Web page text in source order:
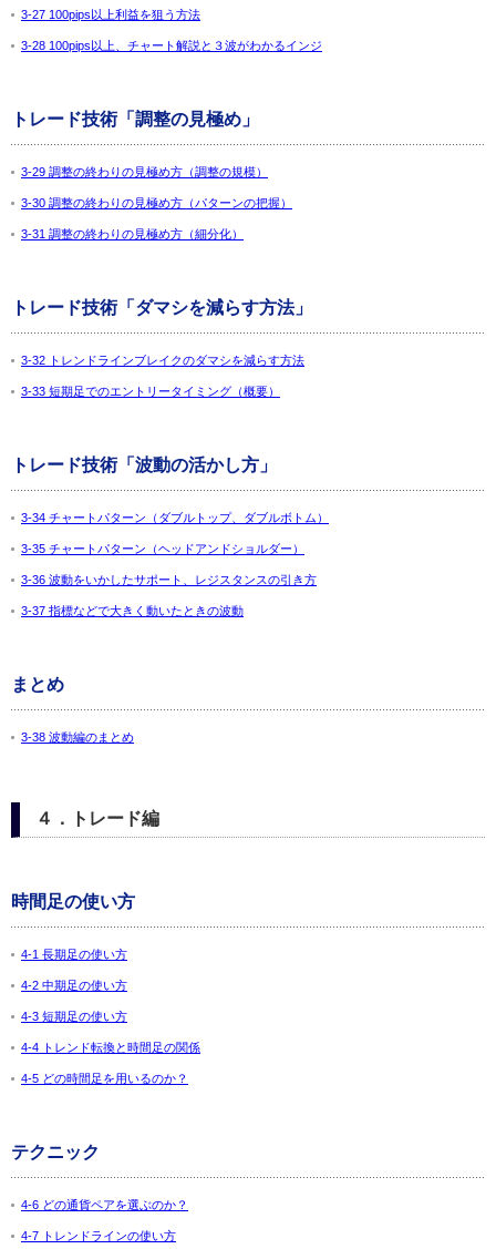
3-27 100pips以上利益を狙う方法
3-28 100pips以上、チャート解説と３波がわかるインジ
トレード技術「調整の見極め」
3-29 調整の終わりの見極め方（調整の規模）
3-30 調整の終わりの見極め方（パターンの把握）
3-31 調整の終わりの見極め方（細分化）
トレード技術「ダマシを減らす方法」
3-32 トレンドラインブレイクのダマシを減らす方法
3-33 短期足でのエントリータイミング（概要）
トレード技術「波動の活かし方」
3-34 チャートパターン（ダブルトップ、ダブルボトム）
3-35 チャートパターン（ヘッドアンドショルダー）
3-36 波動をいかしたサポート、レジスタンスの引き方
3-37 指標などで大きく動いたときの波動
まとめ
3-38 波動編のまとめ
４．トレード編
時間足の使い方
4-1 長期足の使い方
4-2 中期足の使い方
4-3 短期足の使い方
4-4 トレンド転換と時間足の関係
4-5 どの時間足を用いるのか？
テクニック
4-6 どの通貨ペアを選ぶのか？
4-7 トレンドラインの使い方